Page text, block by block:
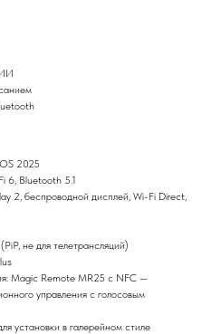
2025
6, Bluetooth 5.1
2, беспроводной дисплей, Wi-Fi Direct,
не для телетрансляций)
Magic Remote MR25 с NFC —
управления с голосовым
установки в галерейном стиле